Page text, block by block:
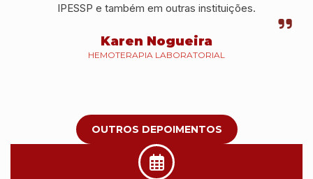
IPESSP e também em outras instituições.
Karen Nogueira
HEMOTERAPIA LABORATORIAL
OUTROS DEPOIMENTOS